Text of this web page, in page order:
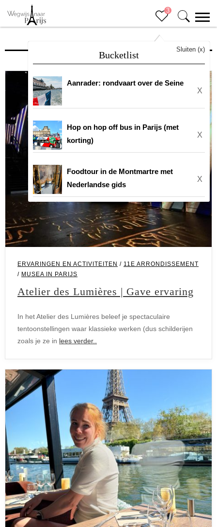
3
Bucketlist
Sluiten (x)
Aanrader: rondvaart over de Seine
X
Hop on hop off bus in Parijs (met
korting)
X
Foodtour in de Montmartre met
Nederlandse gids
X
Ervaringen en activiteiten
ERVARINGEN EN ACTIVITEITEN / 11E ARRONDISSEMENT
/ MUSEA IN PARIJS
Atelier des Lumières | Gave ervaring
In het Atelier des Lumières beleef je spectaculaire
tentoonstellingen waar klassieke werken (dus schilderijen
zoals je ze in lees verder..